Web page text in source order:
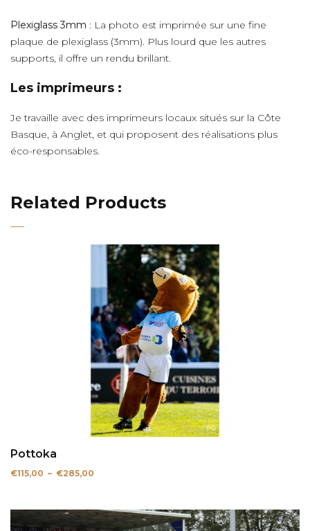
Plexiglass 3mm : La photo est imprimée sur une fine
plaque de plexiglass (3mm). Plus lourd que les autres
supports, il offre un rendu brillant.
Les imprimeurs :
Je travaille avec des imprimeurs locaux situés sur la Côte
Basque, à Anglet, et qui proposent des réalisations plus
éco-responsables.
Related Products
Pottoka
€115,00 – €285,00
à
€285,00